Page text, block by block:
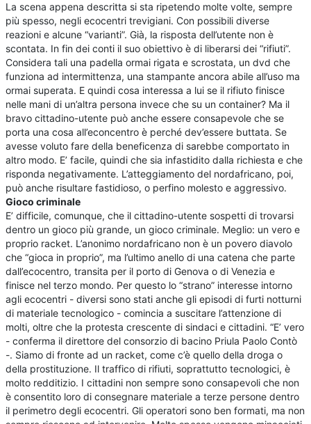
La scena appena descritta si sta ripetendo molte volte, sempre
più spesso, negli ecocentri trevigiani. Con possibili diverse
reazioni e alcune “varianti”. Già, la risposta dell’utente non è
scontata. In fin dei conti il suo obiettivo è di liberarsi dei “rifiuti”.
Considera tali una padella ormai rigata e scrostata, un dvd che
funziona ad intermittenza, una stampante ancora abile all’uso ma
ormai superata. E quindi cosa interessa a lui se il rifiuto finisce
nelle mani di un’altra persona invece che su un container? Ma il
bravo cittadino-utente può anche essere consapevole che se
porta una cosa all’econcentro è perché dev’essere buttata. Se
avesse voluto fare della beneficenza di sarebbe comportato in
altro modo. E’ facile, quindi che sia infastidito dalla richiesta e che
risponda negativamente. L’atteggiamento del nordafricano, poi,
può anche risultare fastidioso, o perfino molesto e aggressivo.
Gioco criminale
E’ difficile, comunque, che il cittadino-utente sospetti di trovarsi
dentro un gioco più grande, un gioco criminale. Meglio: un vero e
proprio racket. L’anonimo nordafricano non è un povero diavolo
che “gioca in proprio”, ma l’ultimo anello di una catena che parte
dall’ecocentro, transita per il porto di Genova o di Venezia e
finisce nel terzo mondo. Per questo lo “strano” interesse intorno
agli ecocentri - diversi sono stati anche gli episodi di furti notturni
di materiale tecnologico - comincia a suscitare l’attenzione di
molti, oltre che la protesta crescente di sindaci e cittadini. “E’ vero
- conferma il direttore del consorzio di bacino Priula Paolo Contò
-. Siamo di fronte ad un racket, come c’è quello della droga o
della prostituzione. Il traffico di rifiuti, soprattutto tecnologici, è
molto redditizio. I cittadini non sempre sono consapevoli che non
è consentito loro di consegnare materiale a terze persone dentro
il perimetro degli ecocentri. Gli operatori sono ben formati, ma non